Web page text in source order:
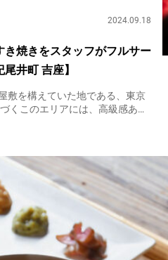
2024.09.18
焼きをスタッフがフルサー
井町 吉座】
敷を構えていた地である、東京
くこのエリアには、高級感あふ
座』。 四季折々の食材からなる